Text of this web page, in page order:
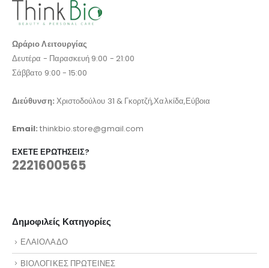
Ωράριο Λειτουργίας
Δευτέρα - Παρασκευή 9:00 - 21:00
Σάββατο 9:00 - 15:00
Διεύθυνση: Χριστοδούλου 31 & Γκορτζή,Χαλκίδα,Εύβοια
Email:thinkbio.store@gmail.com
ΈΧΕΤΕ ΕΡΩΤΉΣΕΙΣ?
2221600565
Δημοφιλείς Κατηγορίες
ΕΛΑΙΟΛΑΔΟ
ΒΙΟΛΟΓΙΚΕΣ ΠΡΩΤΕΙΝΕΣ